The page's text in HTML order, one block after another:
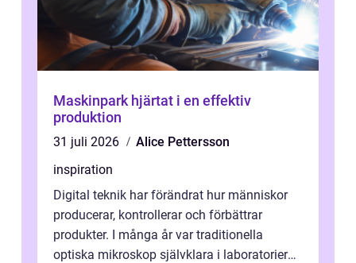
Maskinpark hjärtat i en effektiv
produktion
31 juli 2026
Alice Pettersson
inspiration
Digital teknik har förändrat hur människor
producerar, kontrollerar och förbättrar
produkter. I många år var traditionella
optiska mikroskop självklara i laboratorier